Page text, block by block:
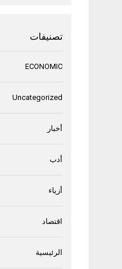
تصنيفات
ECONOMIC
Uncategorized
أخبار
أدب
أزياء
اقتصاد
الرئيسية